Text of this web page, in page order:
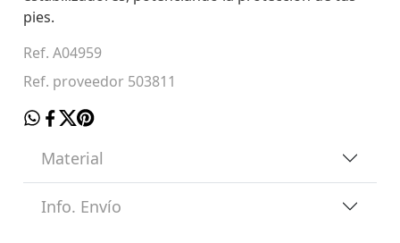
pies.
Ref. A04959
Ref. proveedor 503811
Material
Info. Envío